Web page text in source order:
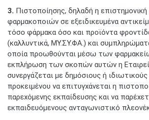
3. Πιστοποίησης, δηλαδή η
φαρμακοποιών σε εξειδικευμένα
τόσο φάρμακα όσο και προϊόντα
(καλλυντικά, ΜΥ.ΣΥ.ΦΑ.) και
οποία προωθούνται μέσω των
εκπλήρωση των σκοπών αυτών η
συνεργάζεται με δημόσιους ή
προκειμένου να επιτυγχάνεται η
παρεχόμενης εκπαίδευσης και να
εκπαιδευόμενους ανταγωνιστικό